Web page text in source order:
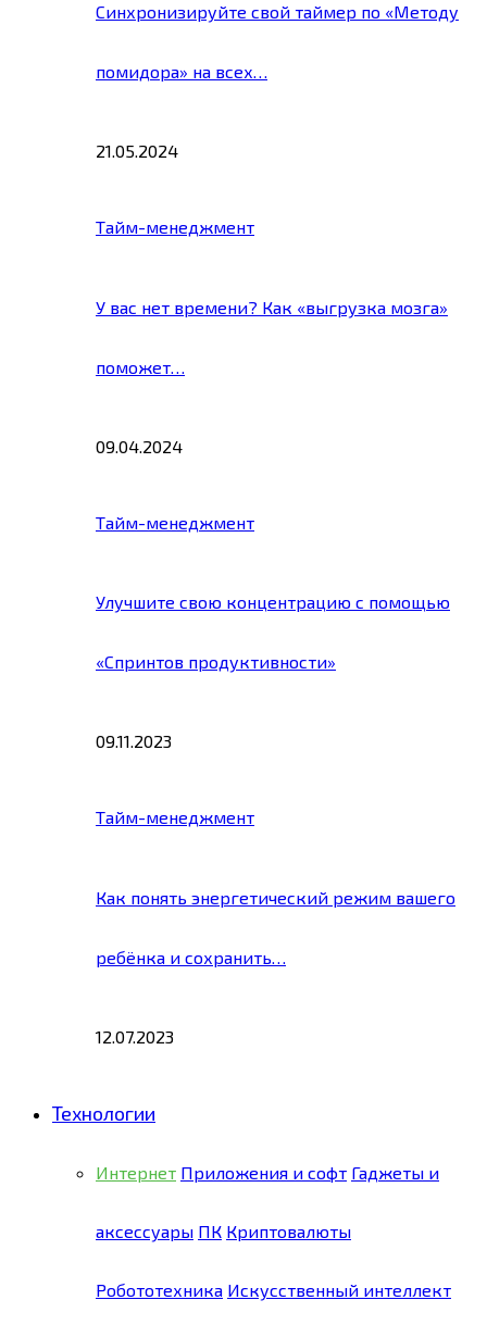
Синхронизируйте свой таймер по «Методу
помидора» на всех…
21.05.2024
Тайм-менеджмент
У вас нет времени? Как «выгрузка мозга»
поможет…
09.04.2024
Тайм-менеджмент
Улучшите свою концентрацию с помощью
«Спринтов продуктивности»
09.11.2023
Тайм-менеджмент
Как понять энергетический режим вашего
ребёнка и сохранить…
12.07.2023
Технологии
Интернет Приложения и софт Гаджеты и
аксессуары ПК Криптовалюты
Робототехника Искусственный интеллект